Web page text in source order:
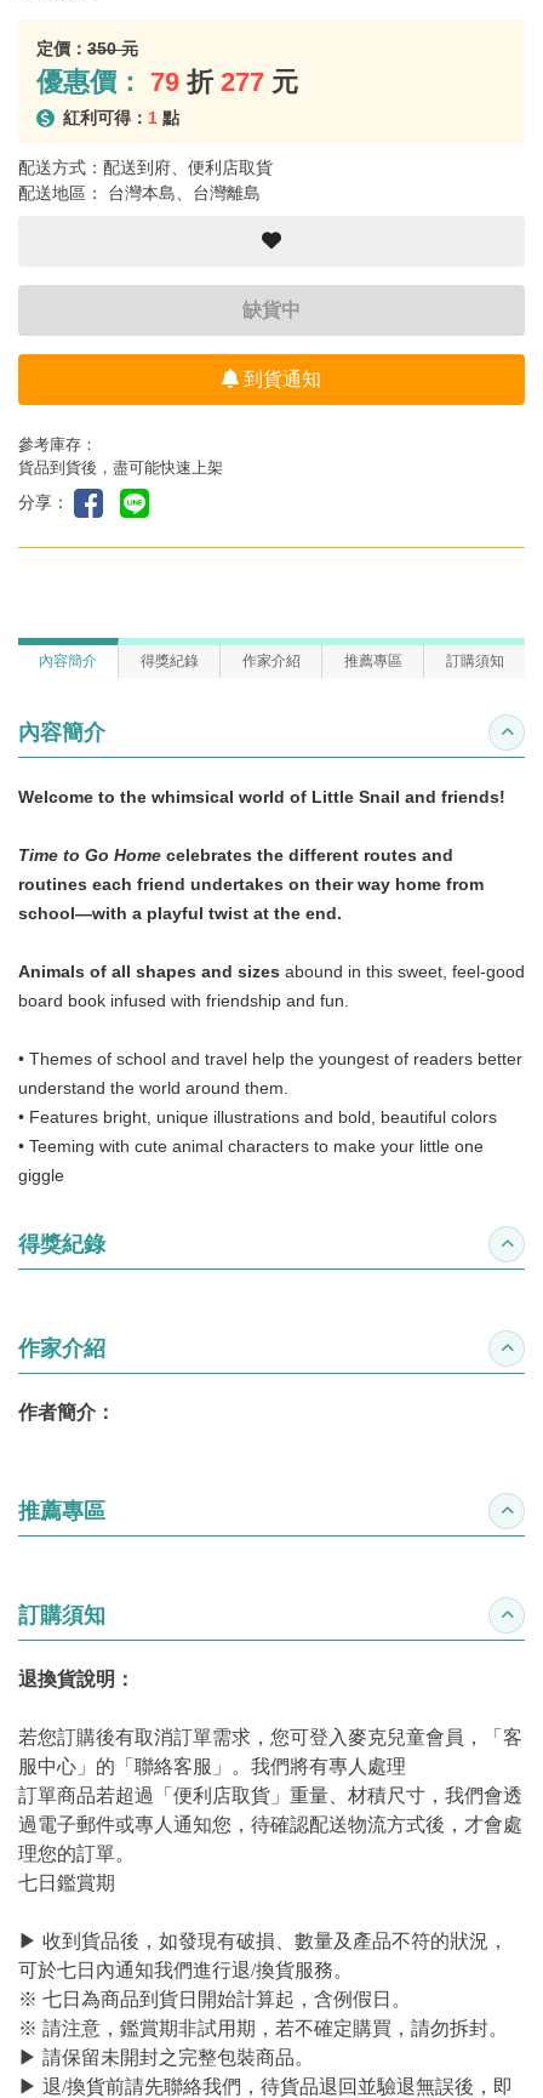
定價： 350 元
優惠價： 79 折 277 元
紅利可得： 1 點
配送方式：配送到府、便利店取貨
配送地區： 台灣本島、台灣離島
缺貨中
到貨通知
參考庫存：
貨品到貨後，盡可能快速上架
分享：
內容簡介 得獎紀錄 作家介紹 推薦專區 訂購須知
內容簡介 收合
Welcome to the whimsical world of Little Snail and friends!
Time to Go Home celebrates the different routes and
routines each friend undertakes on their way home from
school—with a playful twist at the end.
Animals of all shapes and sizes abound in this sweet, feel-good
board book infused with friendship and fun.
• Themes of school and travel help the youngest of readers better
understand the world around them.
• Features bright, unique illustrations and bold, beautiful colors
• Teeming with cute animal characters to make your little one
giggle
得獎紀錄 收合
作家介紹 收合
作者簡介：
推薦專區 收合
訂購須知 收合
退換貨說明：
若您訂購後有取消訂單需求，您可登入麥克兒童會員，「客
服中心」的「聯絡客服」。我們將有專人處理
訂單商品若超過「便利店取貨」重量、材積尺寸，我們會透
過電子郵件或專人通知您，待確認配送物流方式後，才會處
理您的訂單。
七日鑑賞期
▶ 收到貨品後，如發現有破損、數量及產品不符的狀況，
可於七日內通知我們進行退/換貨服務。
※ 七日為商品到貨日開始計算起，含例假日。
※ 請注意，鑑賞期非試用期，若不確定購買，請勿拆封。
▶ 請保留未開封之完整包裝商品。
▶ 退/換貨前請先聯絡我們，待貨品退回並驗退無誤後，即